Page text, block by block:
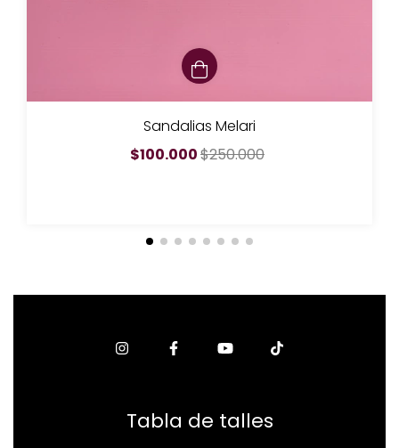
Sandalias Melari
$100.000$250.000
Tabla de talles